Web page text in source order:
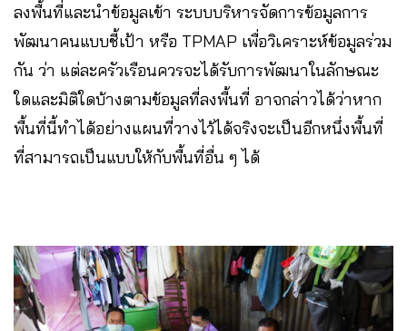
ลงพื้นที่และนำข้อมูลเข้า ระบบบริหารจัดการข้อมูลการ
พัฒนาคนแบบชี้เป้า หรือ TPMAP เพื่อวิเคราะห์ข้อมูลร่วม
กัน ว่า แต่ละครัวเรือนควรจะได้รับการพัฒนาในลักษณะ
ใดและมิติใดบ้างตามข้อมูลที่ลงพื้นที่ อาจกล่าวได้ว่าหาก
พื้นที่นี้ทำได้อย่างแผนที่วางไว้ได้จริงจะเป็นอีกหนึ่งพื้นที่
ที่สามารถเป็นแบบให้กับพื้นที่อื่น ๆ ได้